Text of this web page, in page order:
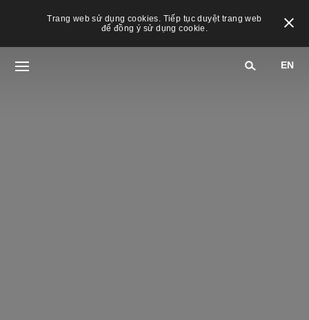
Trang web sử dụng cookies. Tiếp tục duyệt trang web
để đồng ý sử dụng cookie.
EN